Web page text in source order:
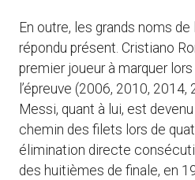
En outre, les grands noms
répondu présent. Cristiano
premier joueur à marquer
l’épreuve (2006, 2010,
Messi, quant à lui, est
chemin des filets lors de
élimination directe
des huitièmes de finale, en